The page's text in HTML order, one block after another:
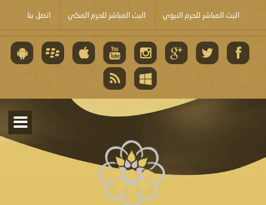
البث المباشر للحرم النبوي البث المباشر للحرم المكي اتصل بنا